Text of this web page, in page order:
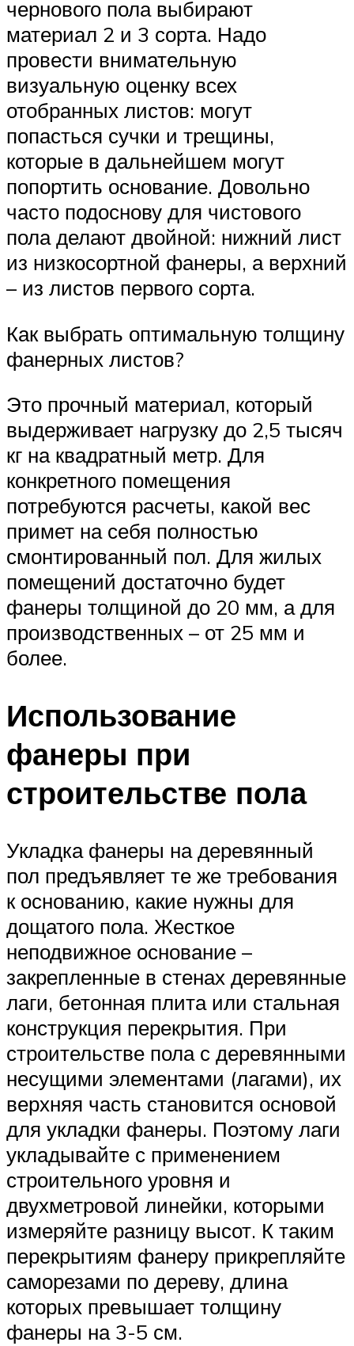
чернового пола выбирают
материал 2 и 3 сорта. Надо
провести внимательную
визуальную оценку всех
отобранных листов: могут
попасться сучки и трещины,
которые в дальнейшем могут
попортить основание. Довольно
часто подоснову для чистового
пола делают двойной: нижний лист
из низкосортной фанеры, а верхний
– из листов первого сорта.
Как выбрать оптимальную толщину
фанерных листов?
Это прочный материал, который
выдерживает нагрузку до 2,5 тысяч
кг на квадратный метр. Для
конкретного помещения
потребуются расчеты, какой вес
примет на себя полностью
смонтированный пол. Для жилых
помещений достаточно будет
фанеры толщиной до 20 мм, а для
производственных – от 25 мм и
более.
Использование
фанеры при
строительстве пола
Укладка фанеры на деревянный
пол предъявляет те же требования
к основанию, какие нужны для
дощатого пола. Жесткое
неподвижное основание –
закрепленные в стенах деревянные
лаги, бетонная плита или стальная
конструкция перекрытия. При
строительстве пола с деревянными
несущими элементами (лагами), их
верхняя часть становится основой
для укладки фанеры. Поэтому лаги
укладывайте с применением
строительного уровня и
двухметровой линейки, которыми
измеряйте разницу высот. К таким
перекрытиям фанеру прикрепляйте
саморезами по дереву, длина
которых превышает толщину
фанеры на 3-5 см.